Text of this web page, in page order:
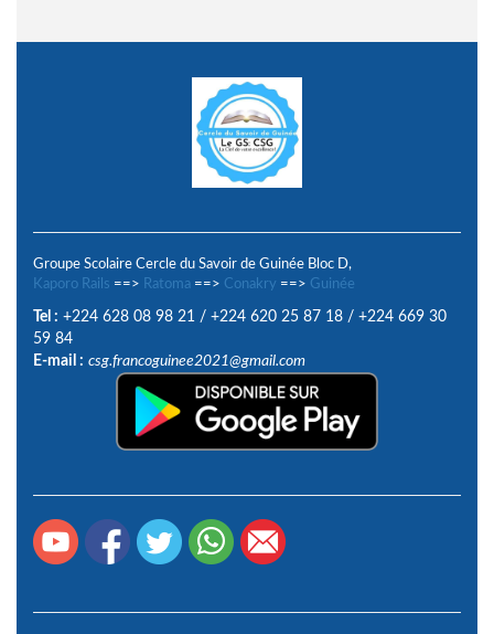
Groupe Scolaire Cercle du Savoir de Guinée Bloc D,
Kaporo Rails ==> Ratoma ==> Conakry ==> Guinée
Tel : +224 628 08 98 21 / +224 620 25 87 18 / +224 669 30
59 84
E-mail : csg.francoguinee2021@gmail.com